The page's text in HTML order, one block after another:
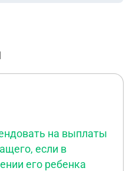
на выплаты
если в
его ребенка